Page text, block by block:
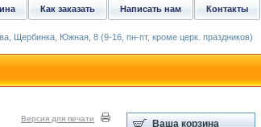
Версия для печати Ваша корзина
Контакты
Написать нам
Как заказать
Щербинка, Южная, 8 (9-16, пн-пт, кроме церк. праздников)